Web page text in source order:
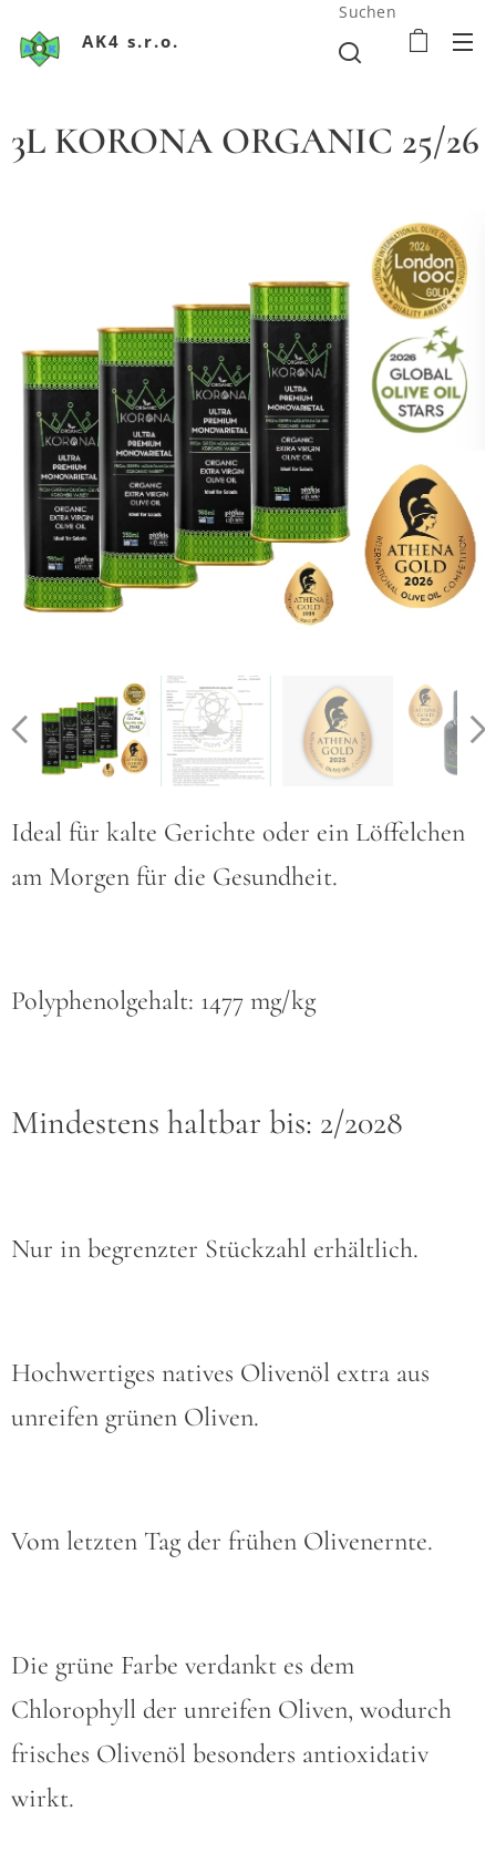
AK4 s.r.o.
Suchen
3L KORONA ORGANIC 25/26
Ideal für kalte Gerichte oder ein Löffelchen
am Morgen für die Gesundheit.
Polyphenolgehalt: 1477 mg/kg
Mindestens haltbar bis: 2/2028
Nur in begrenzter Stückzahl erhältlich.
Hochwertiges natives Olivenöl extra aus
unreifen grünen Oliven.
Vom letzten Tag der frühen Olivenernte.
Die grüne Farbe verdankt es dem
Chlorophyll der unreifen Oliven, wodurch
frisches Olivenöl besonders antioxidativ
wirkt.